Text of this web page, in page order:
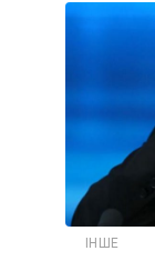
ІНШЕ